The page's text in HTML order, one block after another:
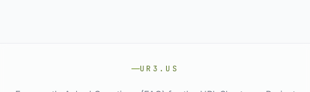
UR3.US